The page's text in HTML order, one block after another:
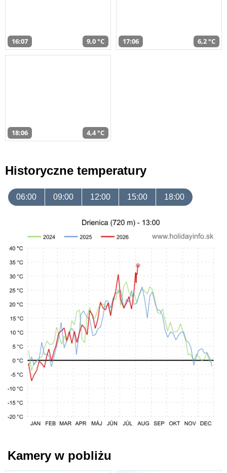
16:07 9,0 °C 17:06 6,2 °C
18:06 4,4 °C
Historyczne temperatury
06:00 09:00 12:00 15:00 18:00
Kamery w pobliżu